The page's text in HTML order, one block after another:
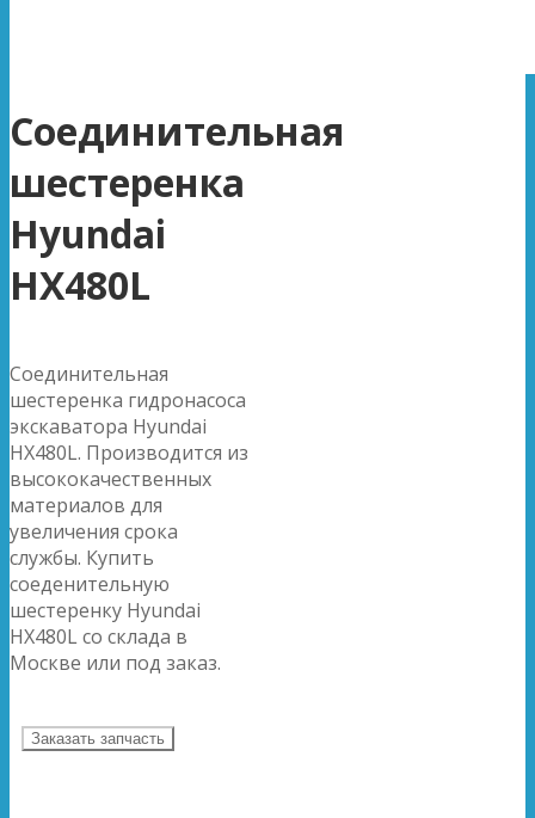
Соединительная
шестеренка
Hyundai
HX480L
Соединительная
шестеренка гидронасоса
экскаватора Hyundai
HX480L. Производится из
высококачественных
материалов для
увеличения срока
службы. Купить
соеденительную
шестеренку Hyundai
HX480L со склада в
Москве или под заказ.
Заказать запчасть